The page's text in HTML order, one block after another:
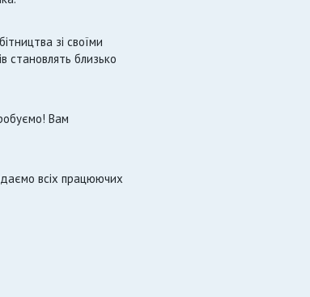
зі своїми
становлять близько
Вам
всіх працюючих